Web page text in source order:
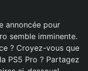
annoncée pour
semble imminente.
? Croyez-vous que
PS5 Pro ? Partagez